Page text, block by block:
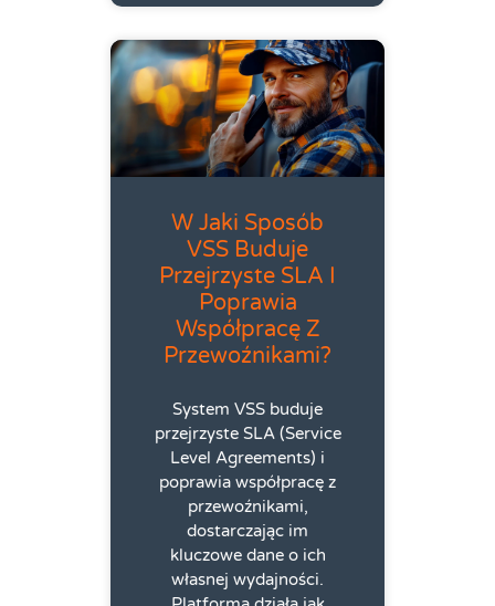
W Jaki Sposób
VSS Buduje
Przejrzyste SLA I
Poprawia
Współpracę Z
Przewoźnikami?
System VSS buduje
przejrzyste SLA (Service
Level Agreements) i
poprawia współpracę z
przewoźnikami,
dostarczając im
kluczowe dane o ich
własnej wydajności.